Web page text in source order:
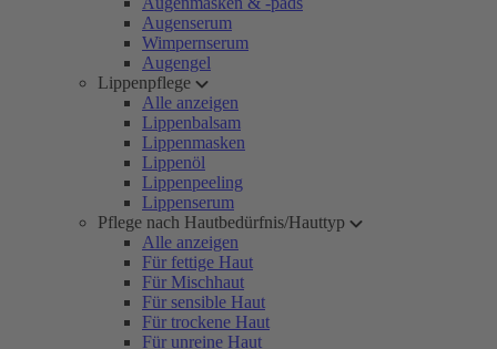
Augenserum
Wimpernserum
Augengel
Lippenpflege
Alle anzeigen
Lippenbalsam
Lippenmasken
Lippenöl
Lippenpeeling
Lippenserum
Pflege nach Hautbedürfnis/Hauttyp
Alle anzeigen
Für fettige Haut
Für Mischhaut
Für sensible Haut
Für trockene Haut
Für unreine Haut